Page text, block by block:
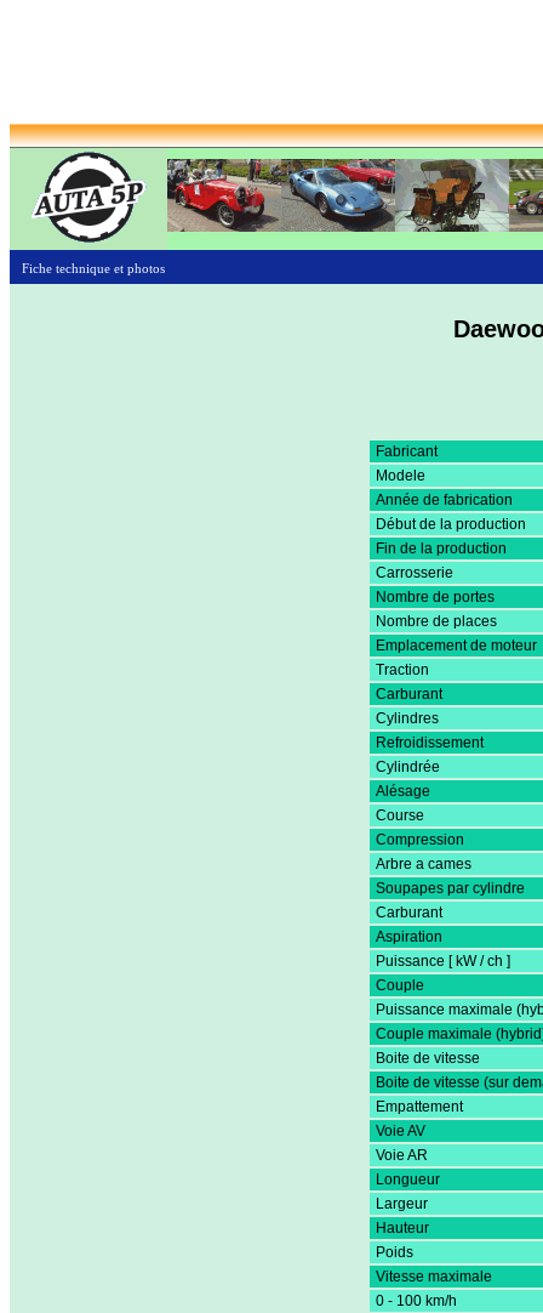
Fiche technique et photos
Fabricant
Modele
Année de fabrication
Début de la production
Fin de la production
Carrosserie
Nombre de portes
Nombre de places
Emplacement de moteur
Traction
Carburant
Cylindres
Refroidissement
Cylindrée
Alésage
Course
Compression
Arbre a cames
Soupapes par cylindre
Carburant
Aspiration
Puissance [ kW / ch ]
Couple
Puissance maximale
Couple maximale
Boite de vitesse
Boite de vitesse (sur
Empattement
Voie AV
Voie AR
Longueur
Largeur
Hauteur
Poids
Vitesse maximale
0 - 100 km/h